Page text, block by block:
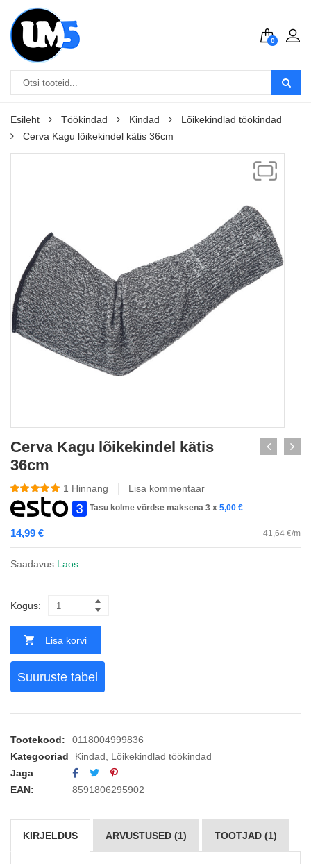
0
Esileht Töökindad Kindad
Lõikekindlad töökindad
Cerva Kagu lõikekindel kätis 36cm
Cerva Kagu lõikekindel kätis
36cm
1 Hinnang Lisa kommentaar
Tasu kolme võrdse maksena 3 x 5,00 €
14,99 € 41,64 €/m
Saadavus Laos
Kogus:
Lisa korvi
Suuruste tabel
Tootekood:
0118004999836
Kategooriad
Kindad
Lõikekindlad töökindad
Jaga
EAN:
8591806295902
KIRJELDUS ARVUSTUSED (1) TOOTJAD (1)